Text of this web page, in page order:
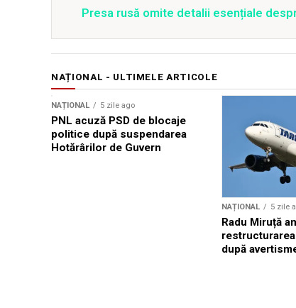
Presa rusă omite detalii esențiale
NAȚIONAL - ULTIMELE ARTICOLE
NAȚIONAL 5 zile ago
PNL acuză PSD de blocaje
politice după suspendarea
Hotărârilor de Guvern
NAȚIONAL 5 zile
Radu Miruță
restructurarea
după